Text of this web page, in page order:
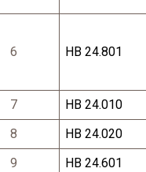
6 НВ 24.801
7 НВ 24.010
8
НВ 24.020
9
НВ 24.601